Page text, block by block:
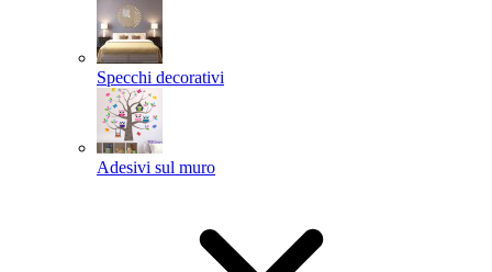
Specchi decorativi
Adesivi sul muro